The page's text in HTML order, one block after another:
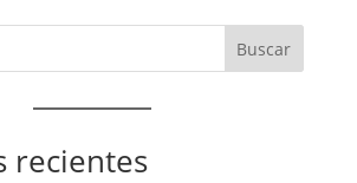
recientes